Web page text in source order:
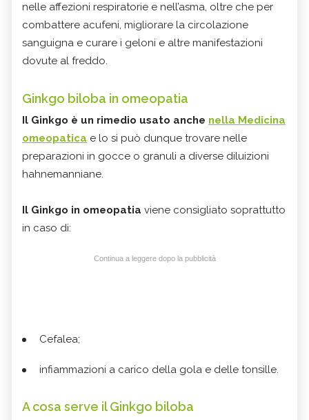
nelle affezioni respiratorie e nell’asma, oltre che per
combattere acufeni, migliorare la circolazione
sanguigna e curare i geloni e altre manifestazioni
dovute al freddo.
Ginkgo biloba in omeopatia
Il Ginkgo è un rimedio usato anche nella Medicina
omeopatica e lo si può dunque trovare nelle
preparazioni in gocce o granuli a diverse diluizioni
hahnemanniane.
Il Ginkgo in omeopatia viene consigliato soprattutto
in caso di:
Continua a leggere dopo la pubblicità
Cefalea;
infiammazioni a carico della gola e delle tonsille.
A cosa serve il Ginkgo biloba